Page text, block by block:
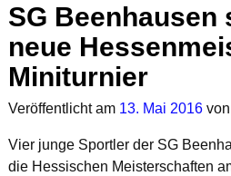
SG Beenhausen
neue
Miniturnier
Veröffentlicht am 13. Mai 2016 von
Vier junge Sportler der SG
die Hessischen Meisterschaften